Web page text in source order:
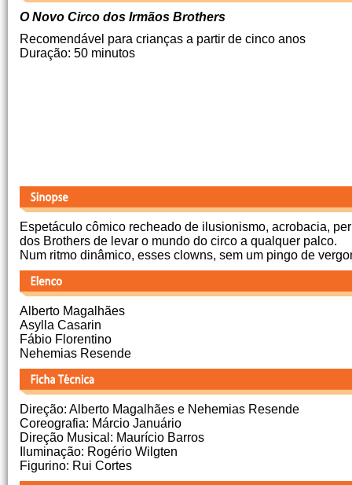
O Novo Circo dos Irmãos Brothers
Recomendável para crianças a partir de cinco anos
Duração: 50 minutos
Espetáculo cômico recheado de ilusionismo, acrobacia,
dos Brothers de levar o mundo do circo a qualquer palco.
Num ritmo dinâmico, esses clowns, sem um pingo de
Alberto Magalhães
Asylla Casarin
Fábio Florentino
Nehemias Resende
Direção: Alberto Magalhães e Nehemias Resende
Coreografia: Márcio Januário
Direção Musical: Maurício Barros
Iluminação: Rogério Wilgten
Figurino: Rui Cortes